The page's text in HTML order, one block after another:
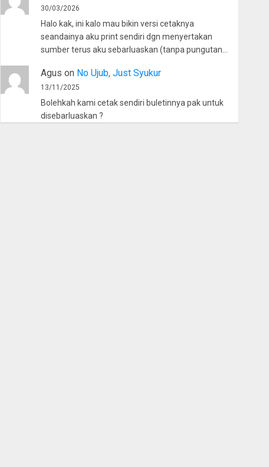
30/03/2026
Halo kak, ini kalo mau bikin versi cetaknya
seandainya aku print sendiri dgn menyertakan
sumber terus aku sebarluaskan (tanpa pungutan…
Agus on No Ujub, Just Syukur
13/11/2025
Bolehkah kami cetak sendiri buletinnya pak untuk
disebarluaskan ?